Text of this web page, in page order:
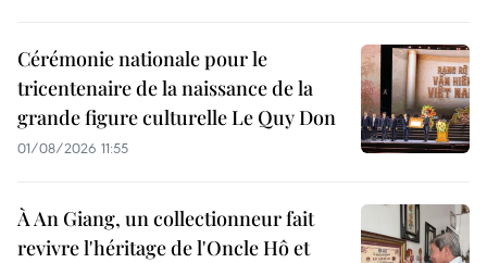
Cérémonie nationale pour le
tricentenaire de la naissance de la
grande figure culturelle Le Quy Don
01/08/2026 11:55
À An Giang, un collectionneur fait
revivre l'héritage de l'Oncle Hô et